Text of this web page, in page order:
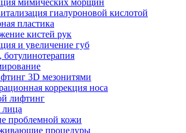
мимических морщин
гиалуроновой кислотой
пластика
кистей рук
и увеличение губ
ботулинотерапия
3D мезонитями
коррекция носа
лифтинг
лица
проблемной кожи
процедуры